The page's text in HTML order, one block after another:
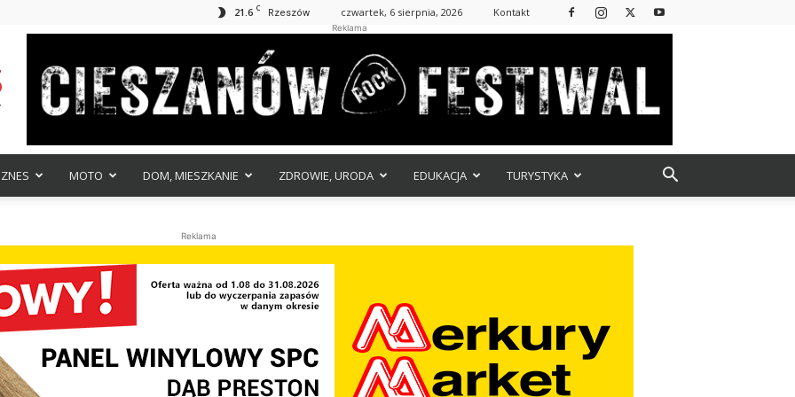
21.6 C Rzeszów czwartek, 6 sierpnia, 2026 Kontakt
Reklama
MOTO DOM, MIESZKANIE ZDROWIE, URODA EDUKACJA TURYSTYKA
Reklama